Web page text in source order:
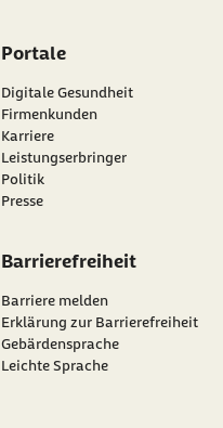
Portale
Digitale Gesundheit
Firmenkunden
Karriere
Leistungserbringer
Politik
Presse
Barrierefreiheit
Barriere melden
Erklärung zur Barrierefreiheit
Gebärdensprache
Leichte Sprache